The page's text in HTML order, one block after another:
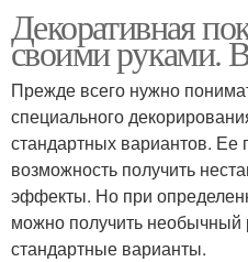
Декоративная
своими руками.
Прежде всего нужно
специального
стандартных вариантов. Ее
возможность получить
эффекты. Но при
можно получить необычный
стандартные варианты.